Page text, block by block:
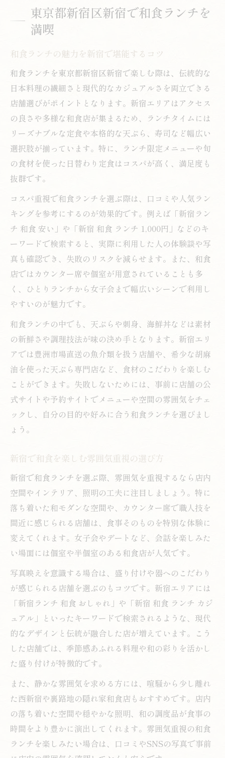
験
女子会に映えるおしゃれ和食ランチ案内
女子会向きおしゃれ和食ランチの選択術
新宿で楽しむ映える和食ランチの魅力
和食ランチで女子会を盛り上げる秘訣
SNS映えする新宿の和食ランチ店を厳選
和食ランチで女子会を成功させるポイント
コスパ重視なら知っておきたい和食ランチ選び
コスパ最重視の新宿和食ランチ選び方解説
和食ランチで予算内に収める新宿のポイン
新宿の和食ランチでコスパを見極めるコツ
安い和食ランチを新宿で探す賢い方法
土日も利用しやすい和食ランチ特集
土日に楽しめる新宿和食ランチの特徴
和食ランチで休日を満喫する新宿の選び方
土日も利用可能な和食ランチ店の選定術
新宿和食ランチで週末を充実させるポイン
ト
土日営業の和食ランチ店を探すコツ
ランチで楽しむ和食の魅力と選び方ポイント
和食ランチの魅力を引き出す新宿の選び方
新宿で和食ランチを楽しむための基礎知識
和食ランチで味わう新宿の魅力ある体験
個室もある和食ランチなら失敗しない
個室付き和食ランチで新宿を快適に満喫
和食ランチで個室を選ぶメリットとポイン
ト
新宿でプライベート感ある和食ランチの探
し方
個室和食ランチを利用する際の注意点
新宿和食ランチ個室活用で女子会も安心
東京都新宿区新宿で和食ランチを
満喫
和食ランチの魅力を新宿で堪能するコツ
和食ランチを東京都新宿区新宿で楽しむ際は、伝統的な
日本料理の繊細さと現代的なカジュアルさを両立できる
店舗選びがポイントとなります。新宿エリアはアクセス
の良さや多様な和食店が集まるため、ランチタイムには
リーズナブルな定食や本格的な天ぷら、寿司など幅広い
選択肢が揃っています。特に、ランチ限定メニューや旬
の食材を使った日替わり定食はコスパが高く、満足度も
抜群です。
コスパ重視で和食ランチを選ぶ際は、口コミや人気ラン
キングを参考にするのが効果的です。例えば「新宿ラン
チ 和食 安い」や「新宿 和食 ランチ 1,000円」などのキ
ーワードで検索すると、実際に利用した人の体験談や写
真も確認でき、失敗のリスクを減らせます。また、和食
店ではカウンター席や個室が用意されていることも多
く、ひとりランチから女子会まで幅広いシーンで利用し
やすいのが魅力です。
和食ランチの中でも、天ぷらや刺身、海鮮丼などは素材
の新鮮さや調理技法が味の決め手となります。新宿エリ
アでは豊洲市場直送の魚介類を扱う店舗や、希少な胡麻
油を使った天ぷら専門店など、食材のこだわりを楽しむ
ことができます。失敗しないためには、事前に店舗の公
式サイトや予約サイトでメニューや空間の雰囲気をチェ
ックし、自分の目的や好みに合う和食ランチを選びまし
ょう。
新宿で和食を楽しむ雰囲気重視の選び方
新宿で和食ランチを選ぶ際、雰囲気を重視するなら店内
空間やインテリア、照明の工夫に注目しましょう。特に
落ち着いた和モダンな空間や、カウンター席で職人技を
間近に感じられる店舗は、食事そのものを特別な体験に
変えてくれます。女子会やデートなど、会話を楽しみた
い場面には個室や半個室のある和食店が人気です。
写真映えを意識する場合は、盛り付けや器へのこだわり
が感じられる店舗を選ぶのもコツです。新宿エリアには
「新宿ランチ 和食 おしゃれ」や「新宿 和食 ランチ カジ
ュアル」といったキーワードで検索されるような、現代
的なデザインと伝統が融合した店が増えています。こう
した店舗では、季節感あふれる料理や和の彩りを活かし
た盛り付けが特徴的です。
また、静かな雰囲気を求める方には、喧騒から少し離れ
た西新宿や裏路地の隠れ家和食店もおすすめです。店内
の落ち着いた空間や穏やかな照明、和の調度品が食事の
時間をより豊かに演出してくれます。雰囲気重視の和食
ランチを楽しみたい場合は、口コミやSNSの写真で事前